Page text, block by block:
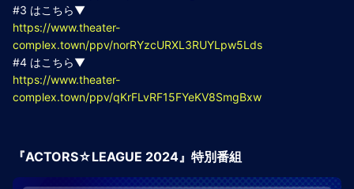
#3 はこちら▼
https://www.theater-
complex.town/ppv/norRYzcURXL3RUYLpw5Lds
#4 はこちら▼
https://www.theater-
complex.town/ppv/qKrFLvRF15FYeKV8SmgBxw
『ACTORS☆LEAGUE 2024』特別番組